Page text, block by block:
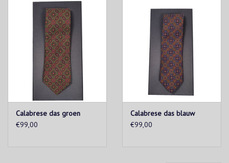
Calabrese das groen
€99,00
Calabrese das blauw
€99,00